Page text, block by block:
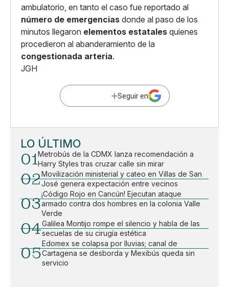
ambulatorio, en tanto el caso fue reportado al
número de emergencias donde al paso de los
minutos llegaron elementos estatales quienes
procedieron al abanderamiento de la
congestionada arteria.
JGH
Seguir en
LO ÚLTIMO
01Metrobús de la CDMX lanza recomendación a
Harry Styles tras cruzar calle sin mirar
02Movilización ministerial y cateo en Villas de San
José genera expectación entre vecinos
03
¡Código Rojo en Cancún! Ejecutan ataque
armado contra dos hombres en la colonia Valle
Verde
04Galilea Montijo rompe el silencio y habla de las
secuelas de su cirugía estética
05
Edomex se colapsa por lluvias; canal de
Cartagena se desborda y Mexibús queda sin
servicio